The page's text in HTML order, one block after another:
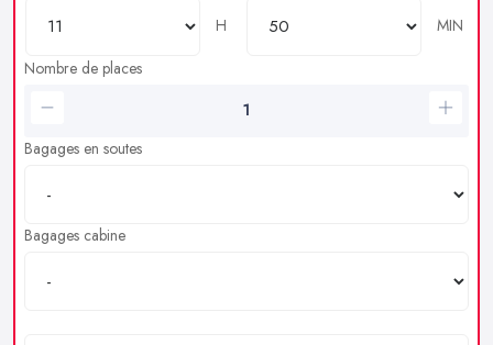
H
MIN
Nombre de places
Bagages en soutes
Bagages cabine